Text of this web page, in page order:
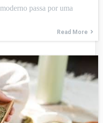
passa por uma
Read More